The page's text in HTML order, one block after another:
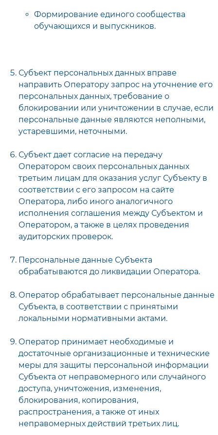
Формирование единого сообщества
обучающихся и выпускников.
Субъект персональных данных вправе
направить Оператору запрос на уточнение его
персональных данных, требование о
блокировании или уничтожении в случае, если
персональные данные являются неполными,
устаревшими, неточными.
Субъект дает согласие на передачу
Оператором своих персональных данных
третьим лицам для оказания услуг Субъекту в
соответствии с его запросом на сайте
Оператора, либо иного аналогичного
исполнения соглашения между Субъектом и
Оператором, а также в целях проведения
аудиторских проверок.
Персональные данные Субъекта
обрабатываются до ликвидации Оператора.
Оператор обрабатывает персональные данные
Субъекта, в соответствии с принятыми
локальными нормативными актами.
Оператор принимает необходимые и
достаточные организационные и технические
меры для защиты персональной информации
Субъекта от неправомерного или случайного
доступа, уничтожения, изменения,
блокирования, копирования,
распространения, а также от иных
неправомерных действий третьих лиц.